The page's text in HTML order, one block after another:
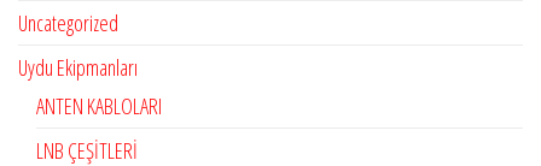
Uncategorized
Uydu Ekipmanları
ANTEN KABLOLARI
LNB ÇEŞİTLERİ